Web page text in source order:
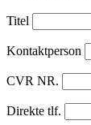
Titel
Kontaktperson
CVR NR.
Direkte tlf.